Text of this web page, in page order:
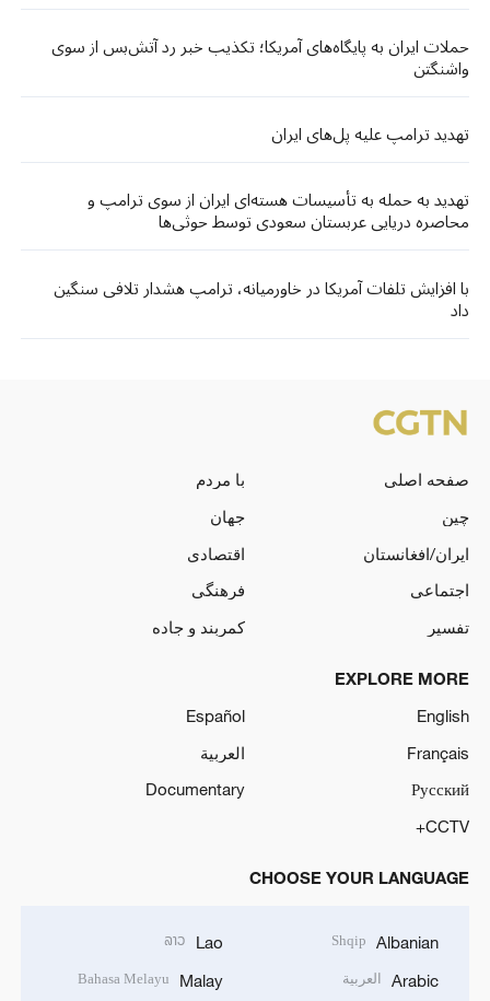
حملات ایران به پایگاه‌های آمریکا؛ تکذیب خبر رد آتش‌بس از سوی
واشنگتن
تهدید ترامپ علیه پل‌های ایران
تهدید به حمله به تأسیسات هسته‌ای ایران از سوی ترامپ و
محاصره دریایی عربستان سعودی توسط حوثی‌ها
با افزایش تلفات آمریکا در خاورمیانه، ترامپ هشدار تلافی سنگین
داد
صفحه اصلی
با مردم
چین
جهان
ایران/افغانستان
اقتصادی
اجتماعی
فرهنگی
تفسیر
کمربند و جاده
EXPLORE MORE
English
Español
Français
العربية
Русский
Documentary
CCTV+
CHOOSE YOUR LANGUAGE
Albanian
Shqip
Arabic العربية
Lao
ລາວ
Malay
Bahasa Melayu